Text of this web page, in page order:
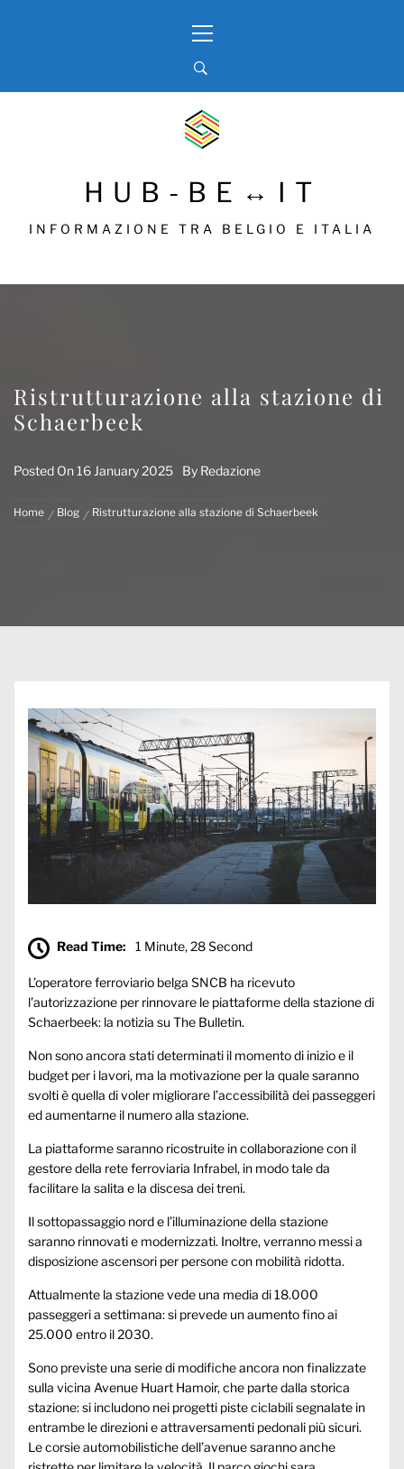
Menu
HUB-BE↔IT
INFORMAZIONE TRA BELGIO E ITALIA
Ristrutturazione alla stazione di
Schaerbeek
Posted On16 January 2025 By Redazione
Home Blog Ristrutturazione alla stazione di Schaerbeek
Read Time: 1 Minute, 28 Second
L’operatore ferroviario belga SNCB ha ricevuto
l’autorizzazione per rinnovare le piattaforme della stazione di
Schaerbeek: la notizia su The Bulletin.
Non sono ancora stati determinati il momento di inizio e il
budget per i lavori, ma la motivazione per la quale saranno
svolti è quella di voler migliorare l’accessibilità dei passeggeri
ed aumentarne il numero alla stazione.
La piattaforme saranno ricostruite in collaborazione con il
gestore della rete ferroviaria Infrabel, in modo tale da
facilitare la salita e la discesa dei treni.
Il sottopassaggio nord e l’illuminazione della stazione
saranno rinnovati e modernizzati. Inoltre, verranno messi a
disposizione ascensori per persone con mobilità ridotta.
Attualmente la stazione vede una media di 18.000
passeggeri a settimana: si prevede un aumento fino ai
25.000 entro il 2030.
Sono previste una serie di modifiche ancora non finalizzate
sulla vicina Avenue Huart Hamoir, che parte dalla storica
stazione: si includono nei progetti piste ciclabili segnalate in
entrambe le direzioni e attraversamenti pedonali più sicuri.
Le corsie automobilistiche dell’avenue saranno anche